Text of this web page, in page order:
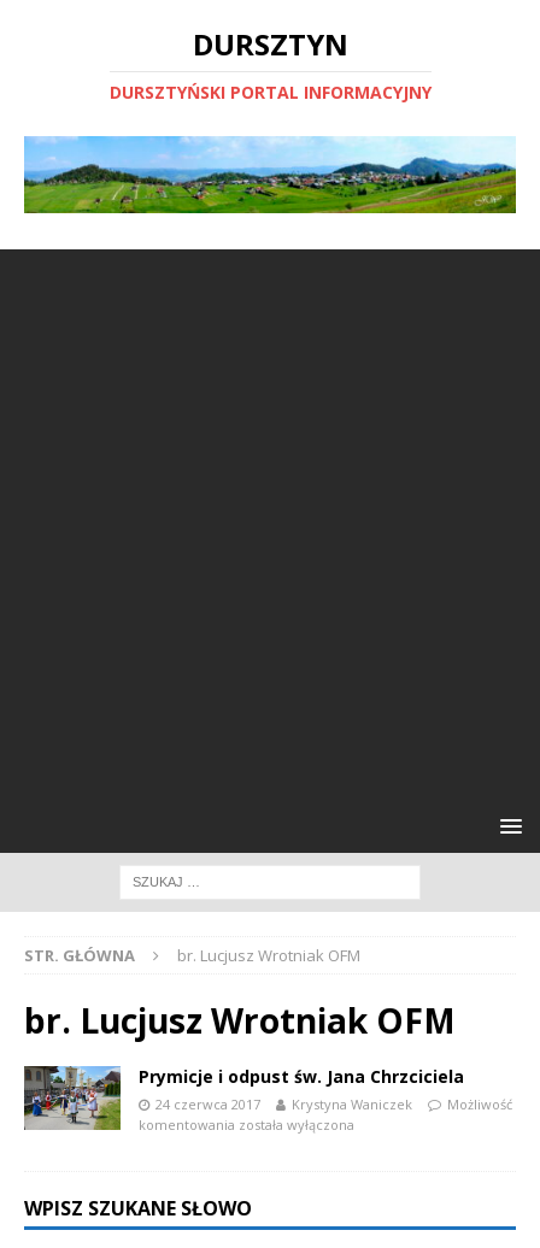
DURSZTYN
DURSZTYŃSKI PORTAL INFORMACYJNY
STR. GŁÓWNA br. Lucjusz Wrotniak OFM
br. Lucjusz Wrotniak OFM
Prymicje i odpust św. Jana Chrzciciela
24 czerwca 2017 Krystyna Waniczek
Możliwość
komentowania została wyłączona
WPISZ SZUKANE SŁOWO